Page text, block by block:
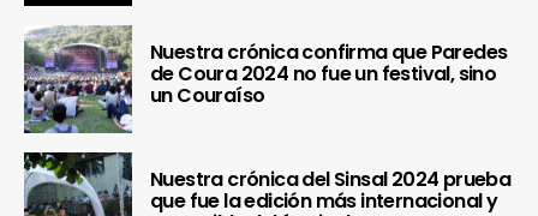
Nuestra crónica confirma que Paredes
de Coura 2024 no fue un festival, sino
un Couraíso
Nuestra crónica del Sinsal 2024 prueba
que fue la edición más internacional y